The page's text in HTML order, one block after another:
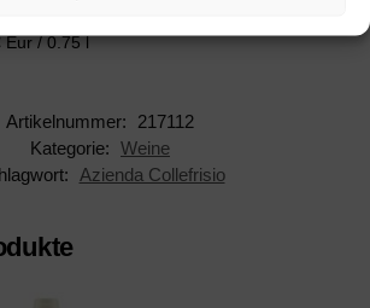
Eur / 0.75 l
Artikelnummer:
217112
Kategorie: Weine
Azienda Collefrisio